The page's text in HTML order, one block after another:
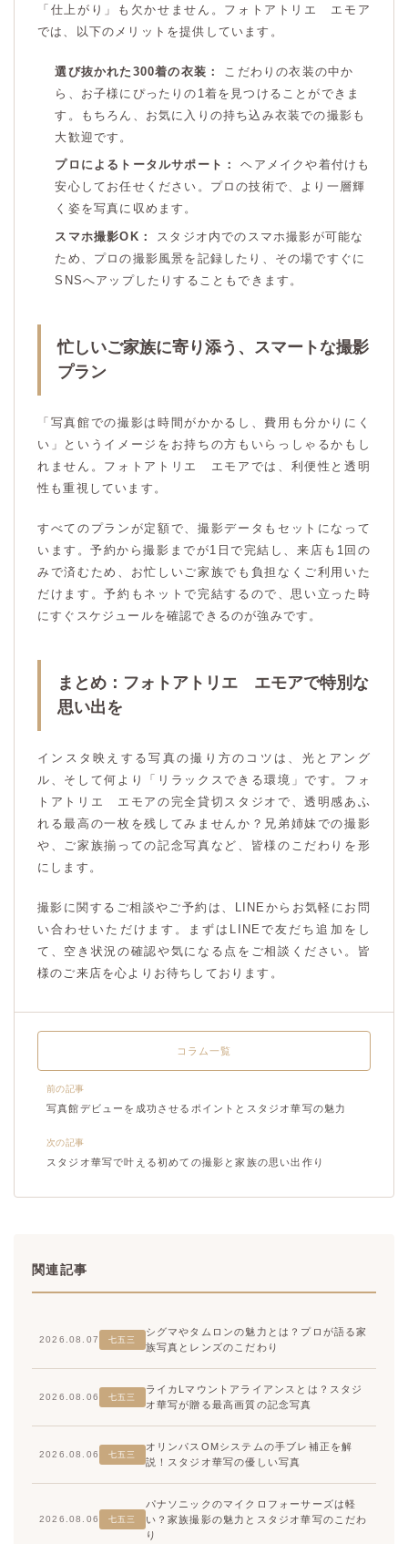
「仕上がり」も欠かせません。フォトアトリエ エモア
では、以下のメリットを提供しています。
選び抜かれた300着の衣装：
こだわりの衣装の中か
ら、お子様にぴったりの1着を見つけることができま
す。もちろん、お気に入りの持ち込み衣装での撮影も
大歓迎です。
プロによるトータルサポート：
ヘアメイクや着付けも
安心してお任せください。プロの技術で、より一層輝
く姿を写真に収めます。
スマホ撮影OK：
スタジオ内でのスマホ撮影が可能な
ため、プロの撮影風景を記録したり、その場ですぐに
SNSへアップしたりすることもできます。
忙しいご家族に寄り添う、スマートな撮影
プラン
「写真館での撮影は時間がかかるし、費用も分かりにく
い」というイメージをお持ちの方もいらっしゃるかもし
れません。フォトアトリエ エモアでは、利便性と透明
性も重視しています。
すべてのプランが定額で、撮影データもセットになって
います。予約から撮影までが1日で完結し、来店も1回の
みで済むため、お忙しいご家族でも負担なくご利用いた
だけます。予約もネットで完結するので、思い立った時
にすぐスケジュールを確認できるのが強みです。
まとめ：フォトアトリエ エモアで特別な
思い出を
インスタ映えする写真の撮り方のコツは、光とアング
ル、そして何より「リラックスできる環境」です。フォ
トアトリエ エモアの完全貸切スタジオで、透明感あふ
れる最高の一枚を残してみませんか？兄弟姉妹での撮影
や、ご家族揃っての記念写真など、皆様のこだわりを形
にします。
撮影に関するご相談やご予約は、LINEからお気軽にお問
い合わせいただけます。まずはLINEで友だち追加をし
て、空き状況の確認や気になる点をご相談ください。皆
様のご来店を心よりお待ちしております。
前の記事
写真館デビューを成功させるポイントとスタジオ華写の魅力
コラム一覧
次の記事
スタジオ華写で叶える初めての撮影と家族の思い出作り
関連記事
2026.08.07 七五三
シグマやタムロンの魅力とは？プロが語る家
族写真とレンズのこだわり
2026.08.06 七五三
ライカLマウントアライアンスとは？スタジ
オ華写が贈る最高画質の記念写真
2026.08.06 七五三
オリンパスOMシステムの手ブレ補正を解
説！スタジオ華写の優しい写真
2026.08.06 七五三
パナソニックのマイクロフォーサーズは軽
い？家族撮影の魅力とスタジオ華写のこだわ
り